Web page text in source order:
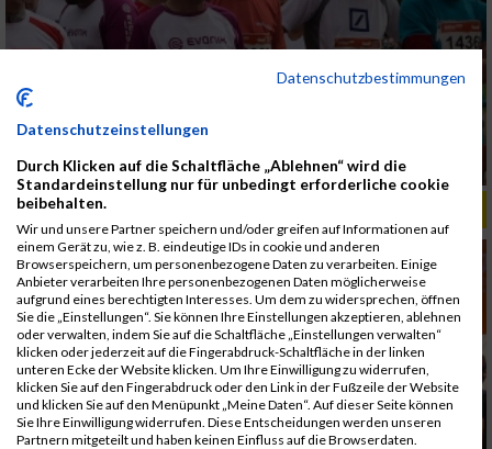
ALBUM B2RUN MÜNCHEN, B2RUN / 16.07.2019
Datenschutzbestimmungen
Datenschutzeinstellungen
Durch Klicken auf die Schaltfläche „Ablehnen“ wird die
Standardeinstellung nur für unbedingt erforderliche cookie
beibehalten.
Wir und unsere Partner speichern und/oder greifen auf Informationen auf
einem Gerät zu, wie z. B. eindeutige IDs in cookie und anderen
Browserspeichern, um personenbezogene Daten zu verarbeiten. Einige
Anbieter verarbeiten Ihre personenbezogenen Daten möglicherweise
aufgrund eines berechtigten Interesses. Um dem zu widersprechen, öffnen
Sie die „Einstellungen“. Sie können Ihre Einstellungen akzeptieren, ablehnen
oder verwalten, indem Sie auf die Schaltfläche „Einstellungen verwalten“
klicken oder jederzeit auf die Fingerabdruck-Schaltfläche in der linken
unteren Ecke der Website klicken. Um Ihre Einwilligung zu widerrufen,
klicken Sie auf den Fingerabdruck oder den Link in der Fußzeile der Website
und klicken Sie auf den Menüpunkt „Meine Daten“. Auf dieser Seite können
Sie Ihre Einwilligung widerrufen. Diese Entscheidungen werden unseren
Partnern mitgeteilt und haben keinen Einfluss auf die Browserdaten.